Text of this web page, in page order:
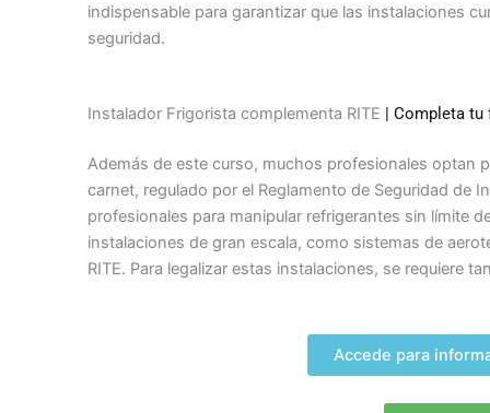
indispensable para garantizar que las instalaciones
seguridad.
Instalador Frigorista complementa RITE | Completa tu
Además de este curso, muchos profesionales optan
carnet, regulado por el Reglamento de Seguridad de
profesionales para manipular refrigerantes sin límite
instalaciones de gran escala, como sistemas de
RITE. Para legalizar estas instalaciones, se requiere
Accede para